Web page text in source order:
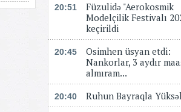
20:51
Füzulidə "Aerokosmik
Modelçilik Festivalı
keçirildi
20:45
Osimhen üsyan etdi:
Nankorlar, 3 aydır
almıram...
20:40 Ruhun Bayraqla